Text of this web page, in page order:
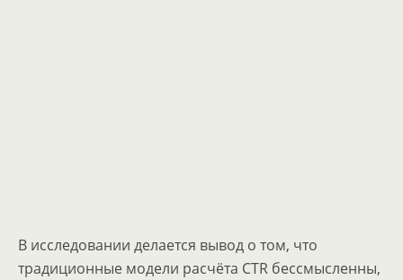
В исследовании делается вывод о том, что
традиционные модели расчёта CTR бессмысленны,